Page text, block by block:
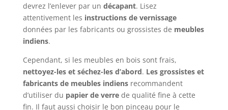
devrez l’enlever par un décapant. Lisez
attentivement les instructions de vernissage
données par les fabricants ou grossistes de meubles
indiens.
Cependant, si les meubles en bois sont frais,
nettoyez-les et séchez-les d’abord. Les grossistes et
fabricants de meubles indiensrecommandent
d’utiliser du papier de verrede qualité fine à cette
fin. Il faut aussi choisir le bon pinceau pour le